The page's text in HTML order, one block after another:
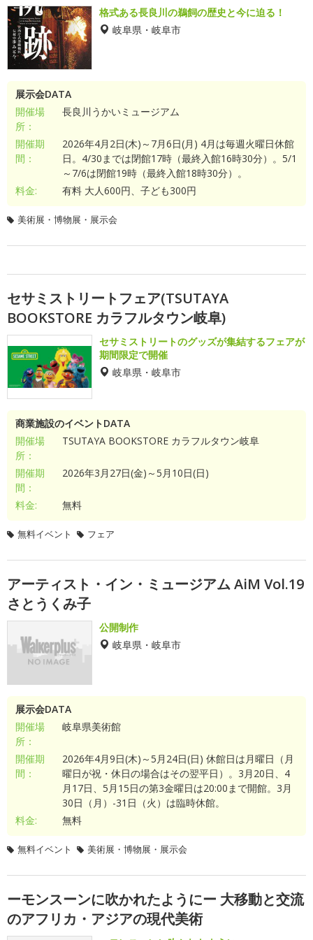
格式ある長良川の鵜飼の歴史と今に迫る！
岐阜県・岐阜市
展示会DATA
開催場
所：
長良川うかいミュージアム
開催期
間：
2026年4月2日(木)～7月6日(月) 4月は毎週火曜日休館
日。4/30までは閉館17時（最終入館16時30分）。5/1
～7/6は閉館19時（最終入館18時30分）。
料金:
有料 大人600円、子ども300円
美術展・博物展・展示会
セサミストリートフェア(TSUTAYA
BOOKSTORE カラフルタウン岐阜)
セサミストリートのグッズが集結するフェアが
期間限定で開催
岐阜県・岐阜市
商業施設のイベントDATA
開催場
所：
TSUTAYA BOOKSTORE カラフルタウン岐阜
開催期
間：
2026年3月27日(金)～5月10日(日)
料金: 無料
無料イベント フェア
アーティスト・イン・ミュージアム AiM Vol.19
さとうくみ子
公開制作
岐阜県・岐阜市
展示会DATA
開催場
所：
岐阜県美術館
開催期
間：
2026年4月9日(木)～5月24日(日) 休館日は月曜日（月
曜日が祝・休日の場合はその翌平日）。3月20日、4
月17日、5月15日の第3金曜日は20:00まで開館。3月
30日（月）-31日（火）は臨時休館。
料金:
無料
無料イベント 美術展・博物展・展示会
ーモンスーンに吹かれたようにー 大移動と交流
のアフリカ・アジアの現代美術